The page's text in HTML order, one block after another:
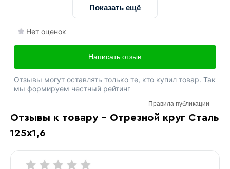
Показать ещё
Отзывы к товару - Отрезной круг Сталь
125х1,6
Нет оценок
Написать отзыв
Отзывы могут оставлять только те, кто купил товар. Так
мы формируем честный рейтинг
Правила публикации